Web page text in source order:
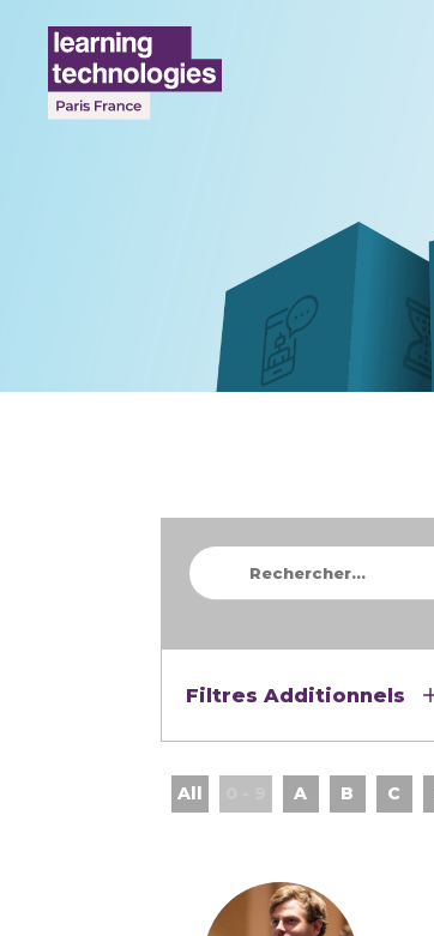
Filtres Additionnels
All A B C